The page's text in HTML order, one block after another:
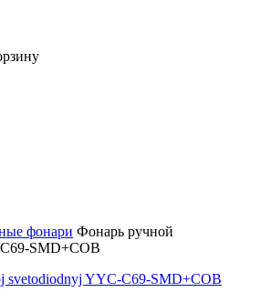
фонари Фонарь ручной
SMD+COB